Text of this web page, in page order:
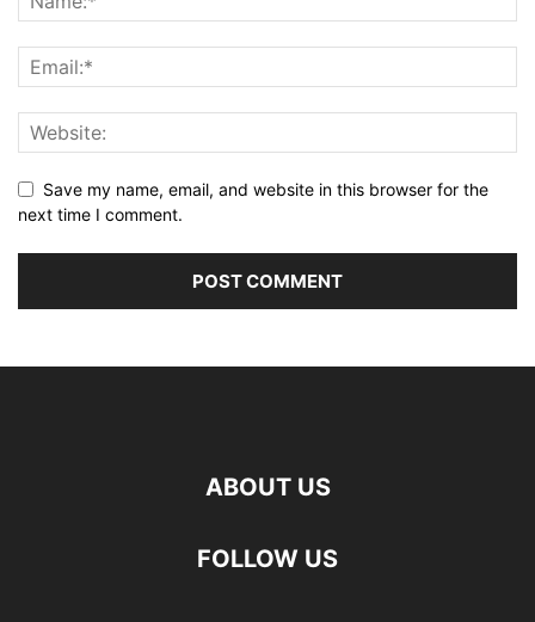
Save my name, email, and website in this browser for the
next time I comment.
ABOUT US
FOLLOW US